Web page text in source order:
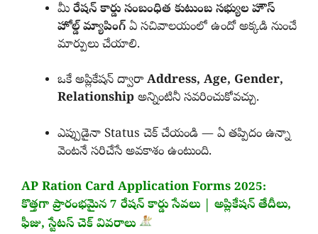
మీ రేషన్ కార్డు సంబంధిత కుటుంబ సభ్యుల హౌస్
హోల్డ్ మ్యాపింగ్ ఏ సచివాలయంలో ఉందో అక్కడి నుంచే
మార్పులు చేయాలి.
ఒకే అప్లికేషన్ ద్వారాAddress, Age, Gender,
Relationship అన్నింటినీ సవరించుకోవచ్చు.
ఎప్పుడైనా Status చెక్ చేయండి — ఏ తప్పిదం ఉన్నా
వెంటనే సరిచేసే అవకాశం ఉంటుంది.
AP Ration Card Application Forms 2025:
కొత్తగా ప్రారంభమైన 7 రేషన్ కార్డు సేవలు | అప్లికేషన్ తేదీలు,
ఫీజు, స్టేటస్ చెక్ వివరాలు